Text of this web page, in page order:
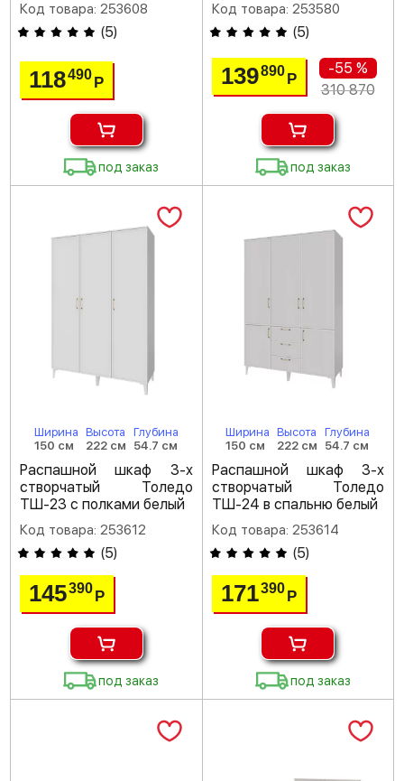
Код товара: 253608
(5)
118490 Р
под заказ
Код товара: 253580
(5)
139890 Р
-55 %
310 870
под заказ
Ширина
150 см
Высота
222 см
Глубина
54.7 см
Распашной шкаф 3-х
створчатый Толедо
ТШ-23 с полками белый
Код товара: 253612
(5)
145390 Р
под заказ
Ширина
150 см
Высота
222 см
Глубина
54.7 см
Распашной шкаф 3-х
створчатый Толедо
ТШ-24 в спальню белый
Код товара: 253614
(5)
171390 Р
под заказ